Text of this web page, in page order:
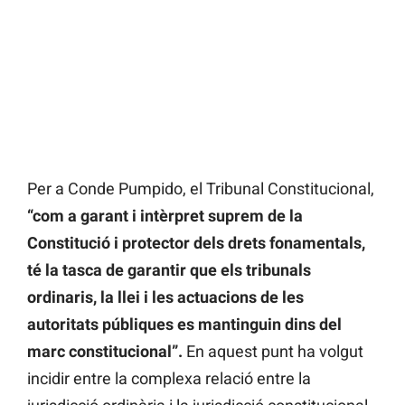
Per a Conde Pumpido, el Tribunal Constitucional,
“com a garant i intèrpret suprem de la
Constitució i protector dels drets fonamentals,
té la tasca de garantir que els tribunals
ordinaris, la llei i les actuacions de les
autoritats públiques es mantinguin dins del
marc constitucional”. En aquest punt ha volgut
incidir entre la complexa relació entre la